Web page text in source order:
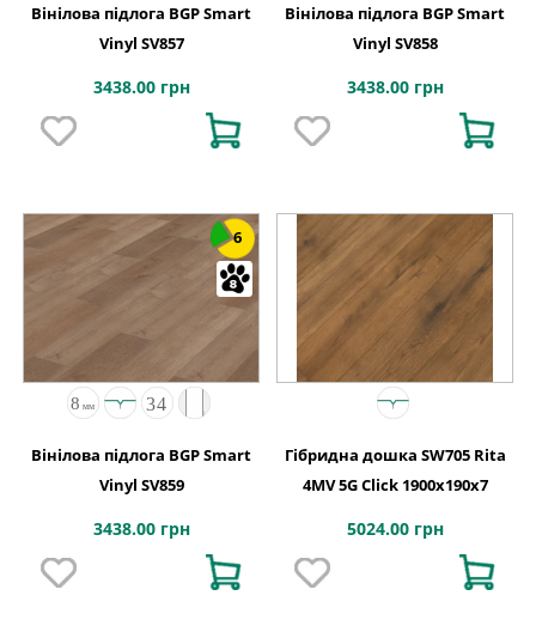
Вінілова підлога BGP Smart
Vinyl SV857
3438.00 грн
Вінілова підлога BGP Smart
Vinyl SV858
3438.00 грн
6
Вінілова підлога BGP Smart
Vinyl SV859
3438.00 грн
Гібридна дошка SW705 Rita
4MV 5G Click 1900x190x7
5024.00 грн